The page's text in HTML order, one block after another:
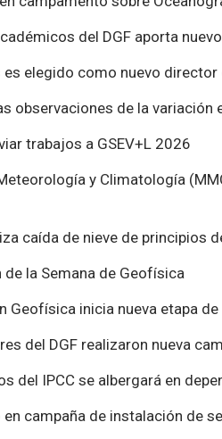
del DGF aporta
elegido como nuevo director
observaciones de la
trabajos a GSEV+L 2026
y Climatología
caída de nieve de principios
la Semana de Geofísica
Geofísica inicia nueva etapa
del DGF realizaron nueva
del IPCC se albergará en
campaña de instalación de